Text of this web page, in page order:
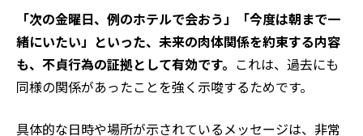
「次の金曜日、例のホテルで会おう」「今度は朝まで一
緒にいたい」といった、未来の肉体関係を約束する内容
も、不貞行為の証拠として有効です。 これは、過去にも
同様の関係があったことを強く示唆するためです。
具体的な日時や場所が示されているメッセージは、非常